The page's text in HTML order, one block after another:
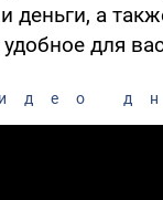
деньги, а
для